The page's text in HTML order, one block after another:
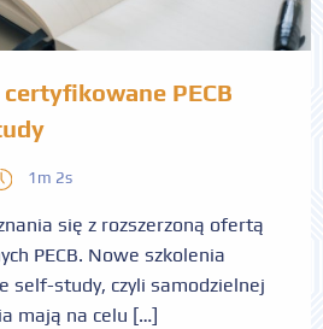
PECB
1m 2s
się z rozszerzoną ofertą
PECB. Nowe szkolenia
self-study, czyli samodzielnej
mają na celu […]